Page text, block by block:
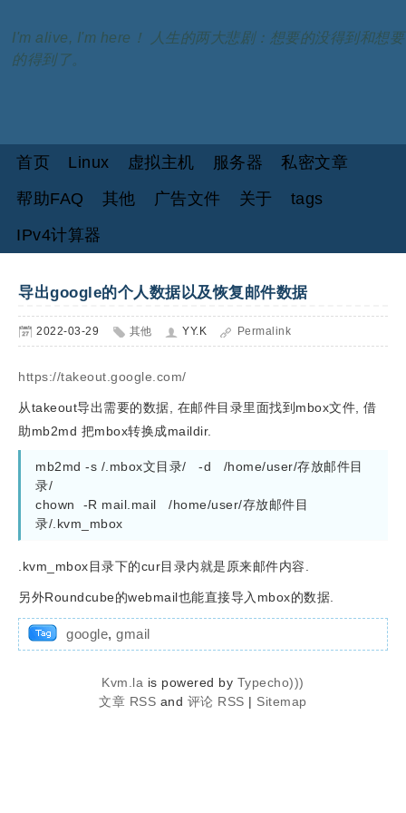
I'm alive, I'm here！ 人生的两大悲剧：想要的没得到和想要
的得到了。
首页 Linux 虚拟主机 服务器
私密文章
帮助FAQ
其他 广告文件 关于
tags
IPv4计算器
导出google的个人数据以及恢复邮件数据
2022-03-29 其他 YY.K Permalink
https://takeout.google.com/
从takeout导出需要的数据, 在邮件目录里面找到mbox文件, 借
助mb2md 把mbox转换成maildir.
mb2md -s /.mbox文目录/   -d   /home/user/存放邮件目
录/
chown  -R mail.mail   /home/user/存放邮件目
录/.kvm_mbox
.kvm_mbox目录下的cur目录内就是原来邮件内容.
另外Roundcube的webmail也能直接导入mbox的数据.
google, gmail
Kvm.la is powered by Typecho)))
文章 RSS and 评论 RSS | Sitemap